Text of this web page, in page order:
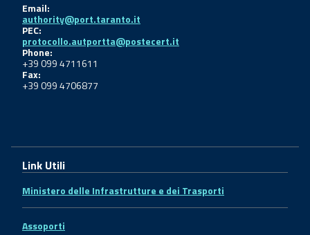
Email:
authority@port.taranto.it
PEC:
protocollo.autportta@postecert.it
Phone:
+39 099 4711611
Fax:
+39 099 4706877
Link Utili
Ministero delle Infrastrutture e dei Trasporti
Assoporti